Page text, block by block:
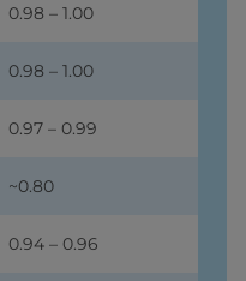
0.98 – 1.00
0.98 – 1.00
0.97 – 0.99
~0.80
0.94 – 0.96